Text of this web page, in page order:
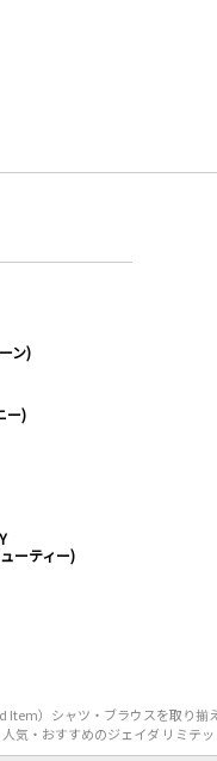
ン)
ー)
ーティー)
）シャツ・ブラウスを取り
・おすすめのジェイダ リミテ